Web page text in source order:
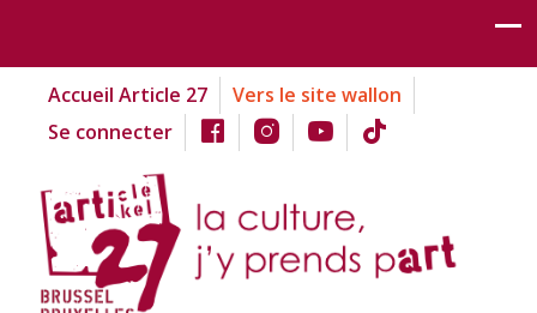
Accueil Article 27
Vers le site wallon
Se connecter